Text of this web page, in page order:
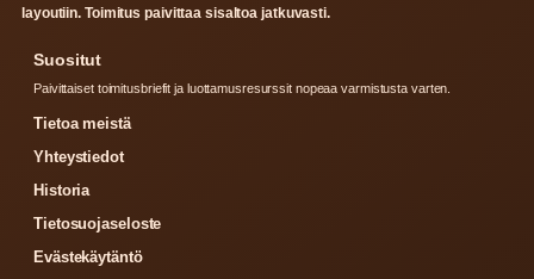
layoutiin. Toimitus paivittaa sisaltoa jatkuvasti.
Suositut
Paivittaiset toimitusbriefit ja luottamusresurssit nopeaa varmistusta varten.
Tietoa meistä
Yhteystiedot
Historia
Tietosuojaseloste
Evästekäytäntö